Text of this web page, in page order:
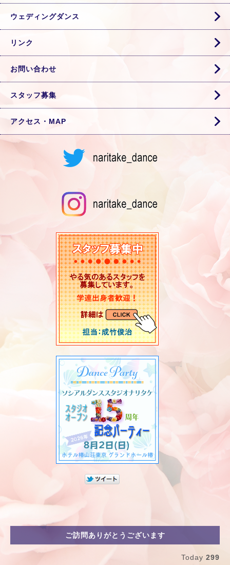
ウェディングダンス
リンク
お問い合わせ
スタッフ募集
アクセス・MAP
ご訪問ありがとうございます
Today 299